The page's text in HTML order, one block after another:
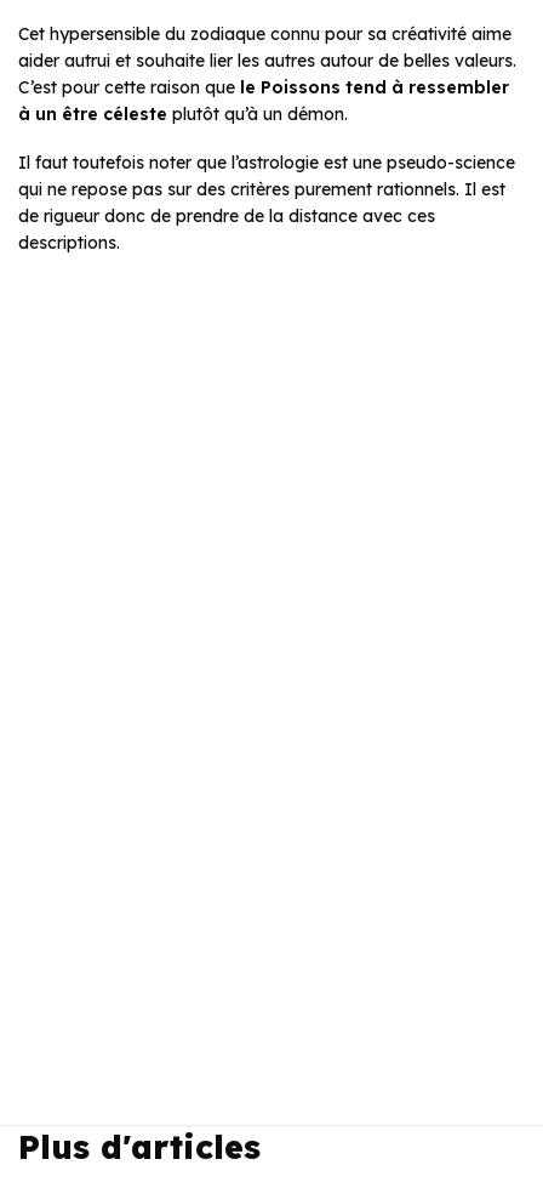
Cet hypersensible du zodiaque connu pour sa créativité aime
aider autrui et souhaite lier les autres autour de belles valeurs.
C’est pour cette raison que le Poissons tend à ressembler
à un être céleste plutôt qu’à un démon.
Il faut toutefois noter que l’astrologie est une pseudo-science
qui ne repose pas sur des critères purement rationnels. Il est
de rigueur donc de prendre de la distance avec ces
descriptions.
Plus d'articles